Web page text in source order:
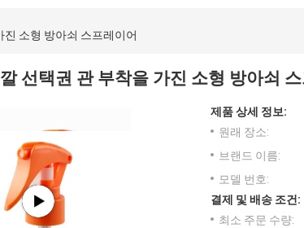
소형 방아쇠 스프레이어
선택권 관 부착을 가진 소형 방아쇠
제품 상세 정보:
원래 장소:
브랜드 이름:
모델 번호:
결제 및 배송 조건:
최소 주문 수량: